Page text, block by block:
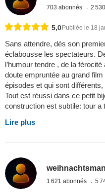
703 abonnés 2
5,0Publiée le 18
Sans attendre, dés son
éclabousse les spectateurs.
l’humour tendre , de la
doute empruntée au grand
épisodes et qui sont
Tout est réussi dans ce petit
construction est subtile: tour a
Lire plus
1 621 abonnés 5